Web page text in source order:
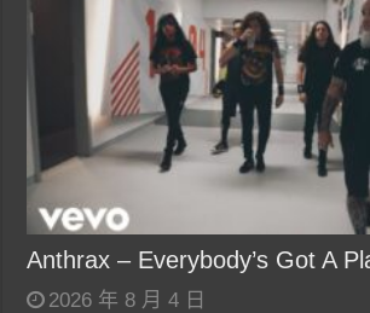
Anthrax – Everybody’s Got A
2026 年 8 月 4 日